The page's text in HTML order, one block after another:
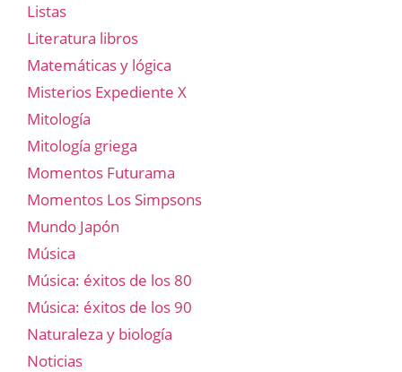
Listas
Literatura libros
Matemáticas y lógica
Misterios Expediente X
Mitología
Mitología griega
Momentos Futurama
Momentos Los Simpsons
Mundo Japón
Música
Música: éxitos de los 80
Música: éxitos de los 90
Naturaleza y biología
Noticias